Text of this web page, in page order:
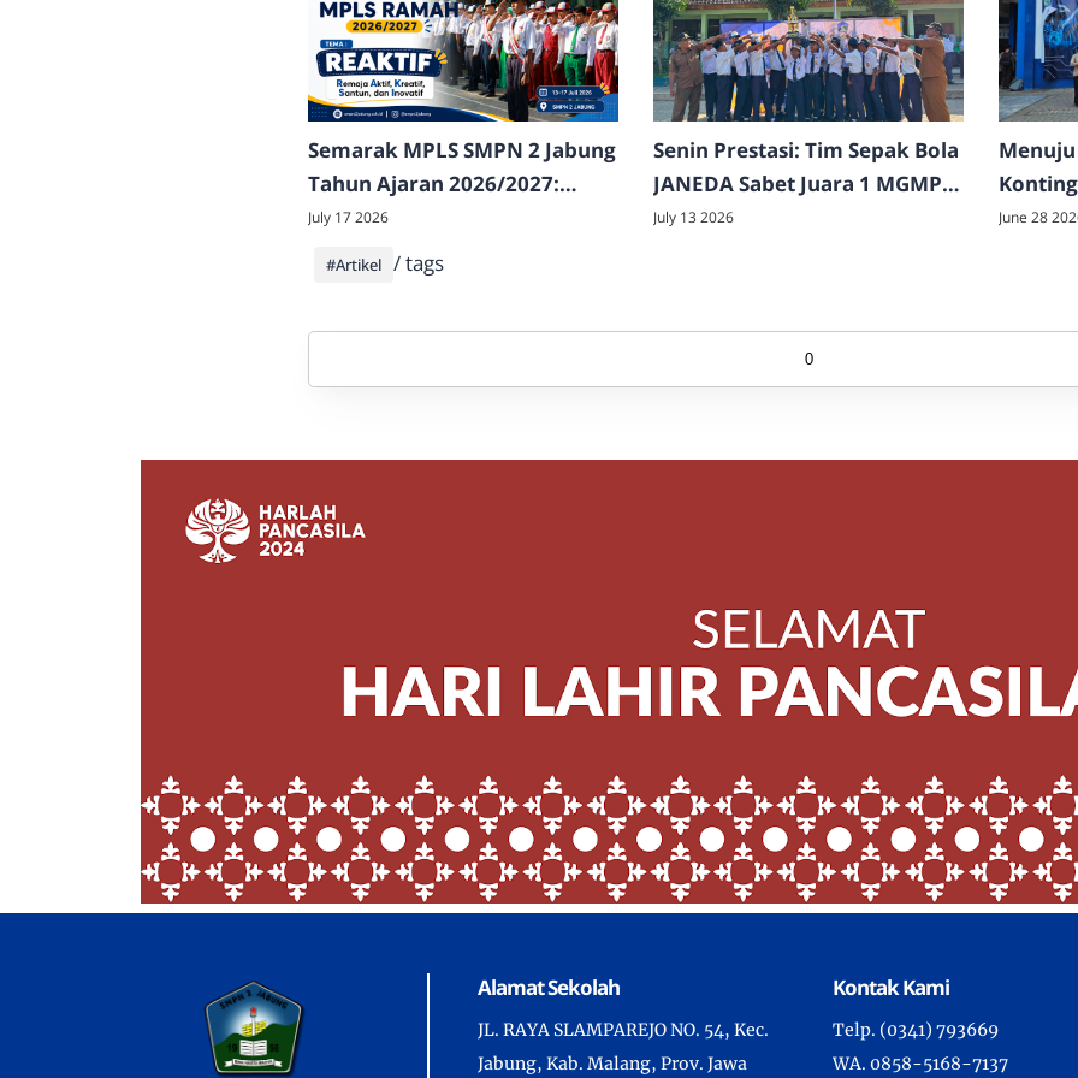
Semarak MPLS SMPN 2 Jabung
Tahun Ajaran 2026/2027:
Sambut Peserta Didik Baru
dengan Edukasi, Aksi, dan
Unjuk Bakat
July 17 2026
Senin Prestasi: Tim Sepak Bola
JANEDA Sabet Juara 1 MGMP
CUP Wilayah Malang Utara
July 13 2026
Ikuti Uji
June 28
/ tags
#Artikel
0
Alamat Sekolah
JL. RAYA SLAMPAREJO NO. 54, Kec.
Jabung, Kab. Malang, Prov. Jawa
Kontak Kami
Telp. (0341) 793669
WA. 0858-5168-7137